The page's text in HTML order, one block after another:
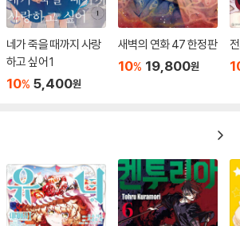
네가 죽을 때까지 사랑
하고 싶어 1
10% 5,400원
새벽의 연화 47 한정판
10% 19,800원